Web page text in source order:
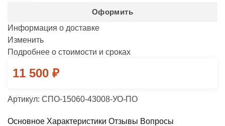
11 500 ₽
Оформить
Информация о доставке
Изменить
Подробнее о стоимости и сроках
Артикул: СПО-15060-43008-УО-ПО
Основное Характеристики Отзывы Вопросы